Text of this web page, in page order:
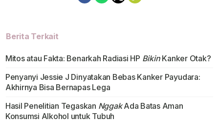
Berita Terkait
Mitos atau Fakta: Benarkah Radiasi HP BikinKanker Otak?
Penyanyi Jessie J Dinyatakan Bebas Kanker Payudara:
Akhirnya Bisa Bernapas Lega
Hasil Penelitian Tegaskan NggakAda Batas Aman
Konsumsi Alkohol untuk Tubuh